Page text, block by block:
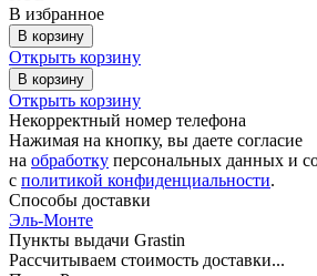
В избранное
В корзину
Открыть корзину
В корзину
Открыть корзину
Некорректный номер телефона
Нажимая на кнопку, вы даете согласие
на обработку персональных данных и
c политикой конфиденциальности.
Способы доставки
Эль-Монте
Пункты выдачи Grastin
Рассчитываем стоимость доставки...